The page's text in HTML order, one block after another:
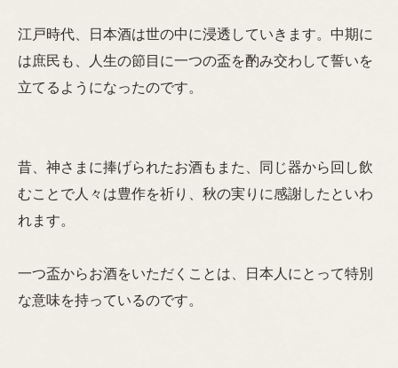
江戸時代、日本酒は世の中に浸透していきます。中期に
は庶民も、人生の節目に一つの盃を酌み交わして誓いを
立てるようになったのです。
昔、神さまに捧げられたお酒もまた、同じ器から回し飲
むことで人々は豊作を祈り、秋の実りに感謝したといわ
れます。
一つ盃からお酒をいただくことは、日本人にとって特別
な意味を持っているのです。